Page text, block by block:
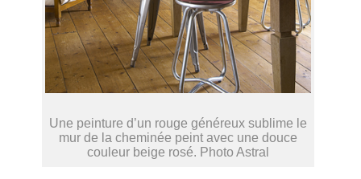
Une peinture d’un rouge généreux sublime le
mur de la cheminée peint avec une douce
couleur beige rosé. Photo Astral